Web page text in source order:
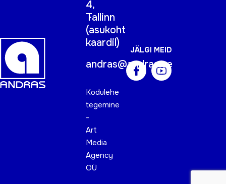
4,
Tallinn
(asukoht
kaardil)
andras@andras.ee
Kodulehe
tegemine
-
Art
Media
Agency
OÜ
JÄLGI MEID